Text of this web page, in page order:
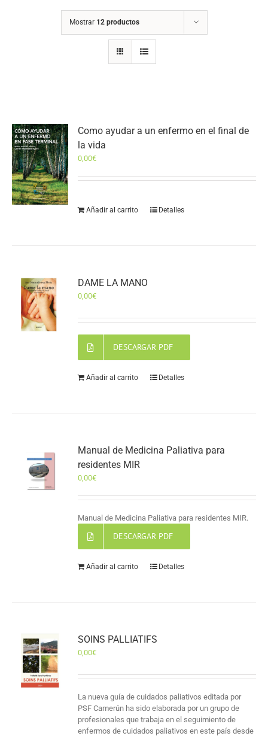
Mostrar 12 productos
Como ayudar a un enfermo en el final de
la vida
0,00€
Añadir al carrito Detalles
DAME LA MANO
0,00€
DESCARGAR PDF
Añadir al carrito Detalles
Manual de Medicina Paliativa para
residentes MIR
0,00€
Manual de Medicina Paliativa para residentes MIR.
DESCARGAR PDF
Añadir al carrito Detalles
SOINS PALLIATIFS
0,00€
La nueva guía de cuidados paliativos editada por
PSF Camerún ha sido elaborada por un grupo de
profesionales que trabaja en el seguimiento de
enfermos de cuidados paliativos en este país desde